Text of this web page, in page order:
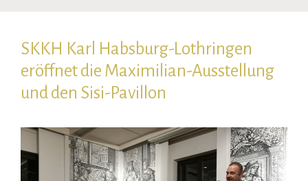
SKKH Karl Habsburg-Lothringen
eröffnet die Maximilian-Ausstellung
und den Sisi-Pavillon